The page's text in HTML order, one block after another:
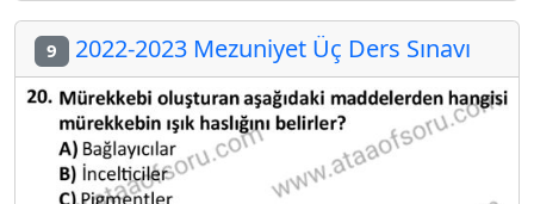
9 2022-2023 Mezuniyet Üç Ders Sınavı